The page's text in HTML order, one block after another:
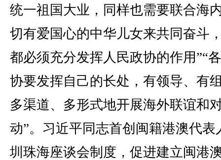
统一祖国大业，同样也需要联合海
切有爱国心的中华儿女来共同奋斗
都必须充分发挥人民政协的作用”“
协要发挥自己的长处，有领导、有
多渠道、多形式地开展海外联谊和
动”。习近平同志首创闽籍港澳代表
圳珠海座谈会制度，促进建立闽港